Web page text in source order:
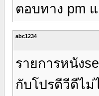
ตอบทาง pm
abc1234
รายการหนัง
กับโปรดีวีดีไม่